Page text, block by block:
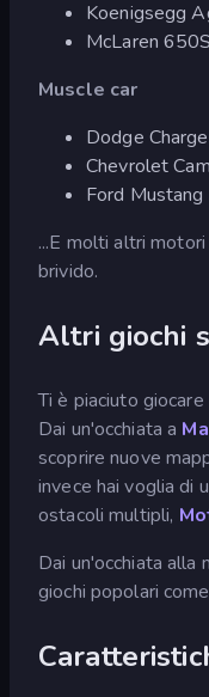
Koenigsegg
McLaren 650S
Muscle car
Dodge
Chevrolet
Ford Mustang
...E molti altri
brivido.
Altri giochi
Ti è piaciuto
Dai un'occhiata a
scoprire nuove
invece hai voglia di
ostacoli multipli,
Dai un'occhiata alla
giochi popolari come